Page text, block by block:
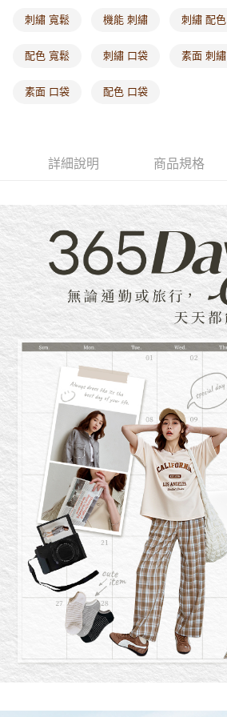
付款後門市自取
海外配送-港/澳/新/馬/泰國專屬
海外配送-其他亞洲地區
刺繡 寬鬆 機能 刺繡 刺繡 配色
配色 寬鬆 刺繡 口袋 素面 刺繡
素面 口袋 配色 口袋
詳細說明 商品規格